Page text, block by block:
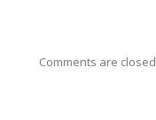
Comments are closed